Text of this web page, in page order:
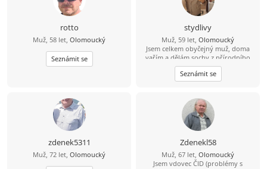
rotto
Muž, 58 let, Olomoucký
Seznámit se
stydlivy
Muž, 59 let, Olomoucký
Jsem celkem obyčejný muž, doma
vařím a dělám sochy z přírodního
kamene na zakázku. Trvalý vztah
nehledám, ale kamarádku ano, píši
to narovinu a upřímě. Pokud chcete,
na můj profil na Facebooku - Žváček
Pavel sochy Hačky, mám tam moje
fotky i práci.
Seznámit se
zdenek5311
Muž, 72 let, Olomoucký
Zdenekl58
Muž, 67 let, Olomoucký
Jsem vdovec ČID (problémy s